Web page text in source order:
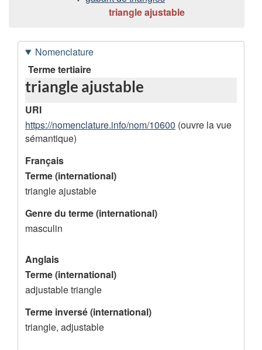
triangle ajustable
Nomenclature
D
o
n
n
é
e
s
d
e
l
'
e
n
r
e
Terme tertiaire
triangle ajustable
URI
https://nomenclature.info/nom/10600 (ouvre la vue
sémantique)
Français
Terme (international)
triangle ajustable
Genre du terme (international)
masculin
Anglais
Terme (international)
adjustable triangle
Terme inversé (international)
triangle, adjustable